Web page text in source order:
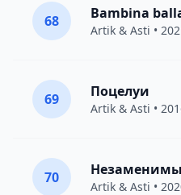
68 Bambina
Artik & Asti •
69 Поцелуи
Artik & Asti •
70 Незаменимы
Artik & Asti •